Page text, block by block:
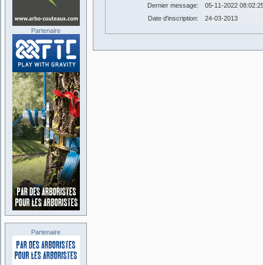
Dernier message:
05-11-2022
Date d'inscription:
24-03-2013
Partenaire
Partenaire